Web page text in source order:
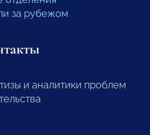
за рубежом
и аналитики проблем